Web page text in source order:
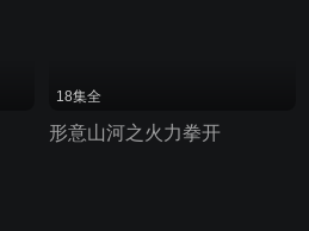
18集全
形意山河之火力拳开